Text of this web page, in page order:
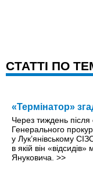
CТАТТІ ПО
«Термінатор»
Через тиждень
Генерального
у Лук’янівському
в якій він
Януковича. >>